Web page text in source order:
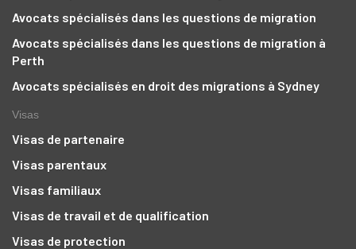
Avocats spécialisés dans les questions de migration
Avocats spécialisés dans les questions de migration à
Perth
Avocats spécialisés en droit des migrations à Sydney
Visas
Visas de partenaire
Visas parentaux
Visas familiaux
Visas de travail et de qualification
Visas de protection